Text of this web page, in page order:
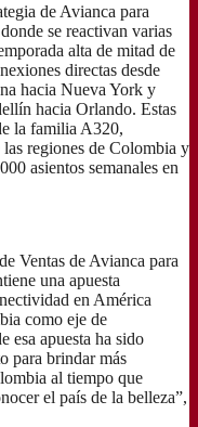
de Avianca para
se reactivan varias
alta de mitad de
directas desde
hacia Nueva York y
hacia Orlando. Estas
la familia A320,
regiones de Colombia y
asientos semanales en
Ventas de Avianca para
una apuesta
en América
como eje de
esa apuesta ha sido
para brindar más
al tiempo que
el país de la belleza”,